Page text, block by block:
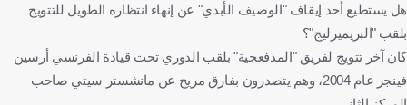
هل يستطيع أحد إيقاف "الوصيف الأبدي" عن إنهاء انتظاره الطويل للتتويج
بلقب "البريميرليج"؟
كان آخر تتويج لفريق "المدفعجية" بلقب الدوري تحت قيادة الفرنسي أرسين
فينجر عام 2004، وهم يتصدرون بفارق مريح عن مانشستر سيتي صاحب